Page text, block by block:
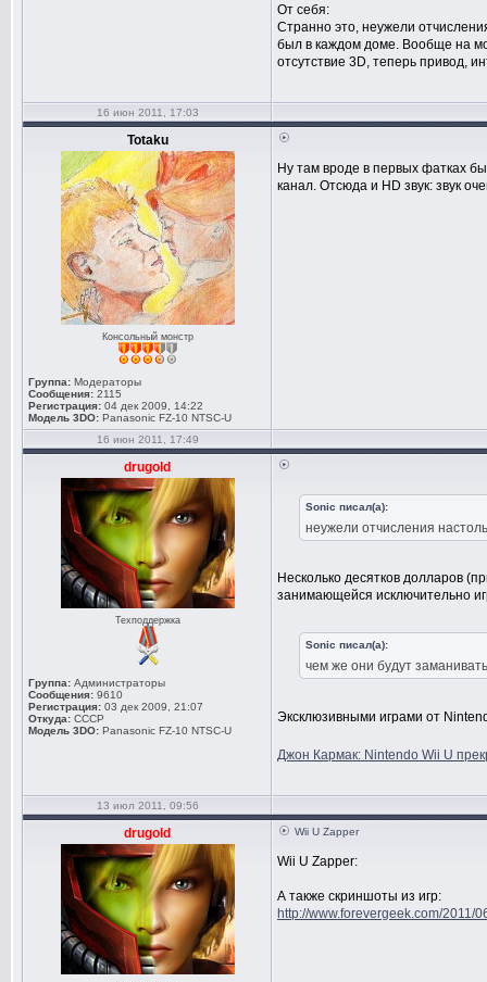
От себя:
Странно это, неужели
был в каждом доме. Вообще на
отсутствие 3D, теперь привод,
16 июн 2011, 17:03
Totaku
Консольный монстр
Группа: Модераторы
Сообщения: 2115
Регистрация: 04 дек 2009, 14:22
Модель 3DO: Panasonic FZ-10 NTSC-U
Ну там вроде в первых фатках
канал. Отсюда и HD звук: звук
16 июн 2011, 17:49
drugold
Техподдержка
Группа: Администраторы
Сообщения: 9610
Регистрация: 03 дек 2009, 21:07
Откуда: СССР
Модель 3DO: Panasonic FZ-10 NTSC-U
Sonic писал(а):
неужели отчисления
Несколько десятков долларов
занимающейся исключительно
Sonic писал(а):
чем же они будут
Эксклюзивными играми от
Джон Кармак: Nintendo Wii U
13 июл 2011, 09:56
drugold Wii U Zapper
Wii U Zapper:
А также скриншоты из игр:
http://www.forevergeek.com/2011/